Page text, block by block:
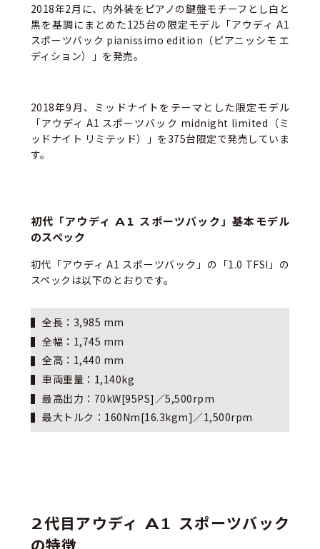
2018年2月に、内外装をピアノの鍵盤モチーフとし白と
黒を基調にまとめた125台の限定モデル「アウディ A1
スポーツバック pianissimo edition（ピアニッシモ エ
ディション）」を発売。
2018年9月、ミッドナイトをテーマとした限定モデル
「アウディ A1 スポーツバック midnight limited（ミ
ッドナイト リミテッド）」を375台限定で発売していま
す。
初代「アウディ A1 スポーツバック」基本モデル
のスペック
初代「アウディ A1 スポーツバック」の「1.0 TFSI」の
スペックは以下のとおりです。
全長：3,985 mm
全幅：1,745 mm
全高：1,440 mm
車両重量：1,140kg
最高出力：70kW[95PS]／5,500rpm
最大トルク：160Nm[16.3kgm]／1,500rpm
2代目アウディ A1 スポーツバック